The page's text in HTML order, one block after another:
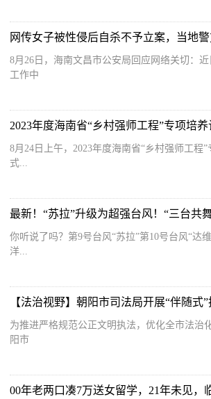
网传女子被性侵后自杀不予立案，当地
8月26日，海南文昌市公安局回应网络关切：
工作中
2023年度海南省“乡村强师工程”专项培
8月24日上午，2023年度海南省“乡村强师工程
式...
你听说了吗？第9号台风“苏拉”第10号台风“达
洋...
【法治视野】朝阳市司法局开展“伴随式
为推进严格规范公正文明执法，优化全市法治
阳市